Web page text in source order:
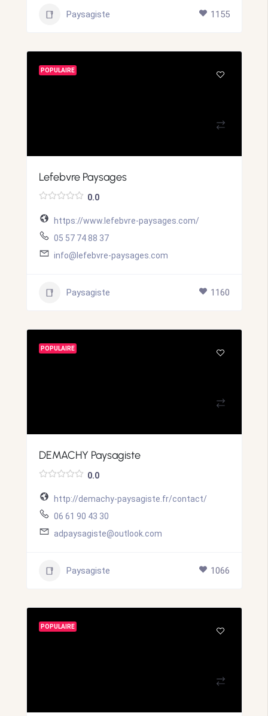
Paysagiste 1155
POPULAIRE
Lefebvre Paysages
0.0
https://www.lefebvre-paysages.com/
05 57 74 88 37
info@lefebvre-paysages.com
Paysagiste 1160
POPULAIRE
DEMACHY Paysagiste
0.0
http://demachy-paysagiste.fr/contact/
06 61 90 43 30
adpaysagiste@outlook.com
Paysagiste 1066
POPULAIRE